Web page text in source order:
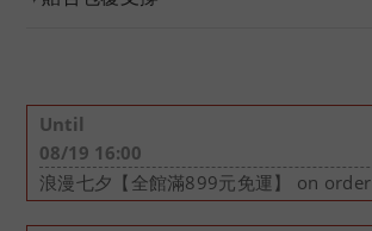
Until
08/19 16:00
浪漫七夕【全館滿899元免運】 on order